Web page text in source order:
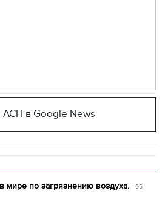
АСН в Google News
мире по загрязнению воздуха. - 05-